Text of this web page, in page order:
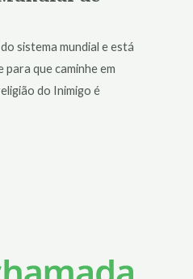
sistema mundial e está
para que caminhe em
do Inimigo é